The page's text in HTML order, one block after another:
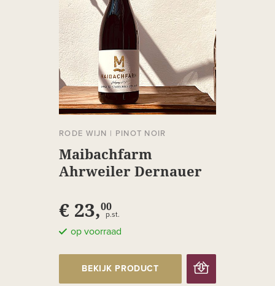
RODE WIJN | PINOT NOIR
Maibachfarm
Ahrweiler Dernauer
€ 23,00
p.st.
op voorraad
BEKIJK PRODUCT